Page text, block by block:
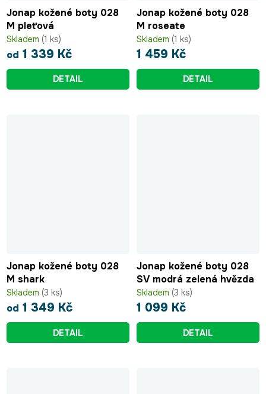
Jonap kožené boty 028
M pleťová
Skladem (1 ks)
od 1 339 Kč
DETAIL
Jonap kožené boty 028
M roseate
Skladem (1 ks)
1 459 Kč
DETAIL
Jonap kožené boty 028
M shark
Skladem (3 ks)
od 1 349 Kč
DETAIL
Jonap kožené boty 028
SV modrá zelená hvězda
Skladem (3 ks)
1 099 Kč
DETAIL